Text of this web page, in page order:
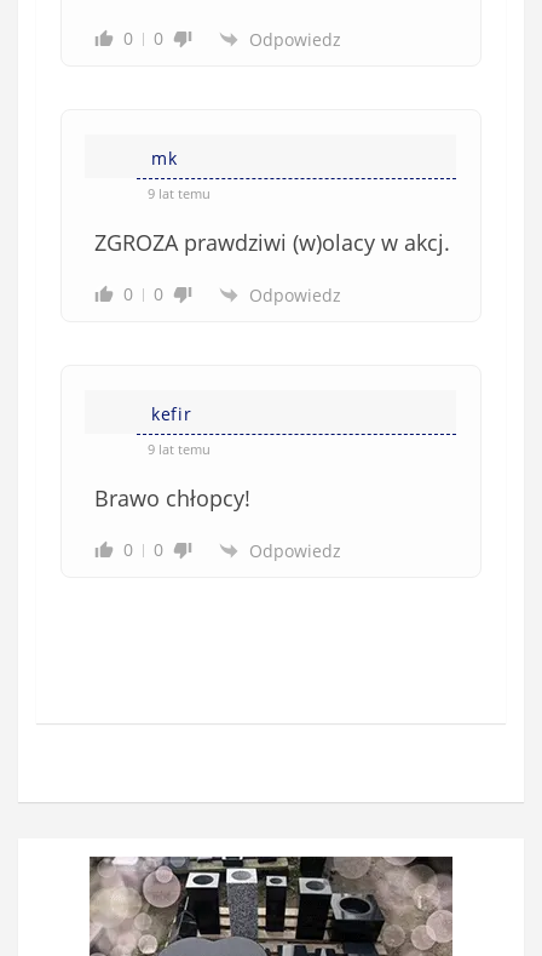
0 0 Odpowiedz
mk
9 lat temu
ZGROZA prawdziwi (w)olacy w akcj.
0 0 Odpowiedz
kefir
9 lat temu
Brawo chłopcy!
0 0 Odpowiedz